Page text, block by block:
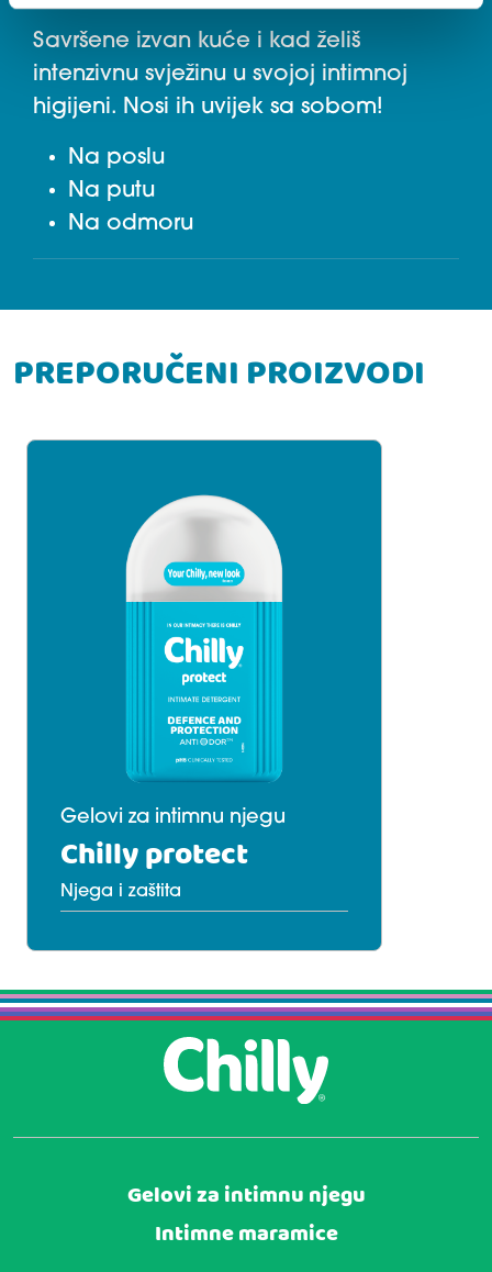
Savršene izvan kuće i kad želiš
intenzivnu svježinu u svojoj intimnoj
higijeni. Nosi ih uvijek sa sobom!
Na poslu
Na putu
Na odmoru
PREPORUČENI PROIZVODI
Gelovi za intimnu njegu
Chilly protect
Njega i zaštita
Gelovi za intimnu njegu
Intimne maramice